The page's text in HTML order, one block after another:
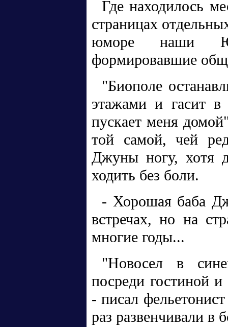
Где находилось
страницах
юморе наши
формировавшие
"Биополе
этажами и гасит
пускает меня
той самой, чей
Джуны ногу, хотя
ходить без боли.
- Хорошая баба
встречах, но на
многие годы...
"Новосел в
посреди гостиной
- писал
раз развенчивали в